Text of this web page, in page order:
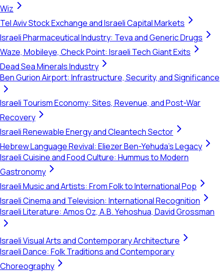
Wiz
Tel Aviv Stock Exchange and Israeli Capital Markets
Israeli Pharmaceutical Industry: Teva and Generic Drugs
Waze, Mobileye, Check Point: Israeli Tech Giant Exits
Dead Sea Minerals Industry
Ben Gurion Airport: Infrastructure, Security, and Significance
Israeli Tourism Economy: Sites, Revenue, and Post-War
Recovery
Israeli Renewable Energy and Cleantech Sector
Hebrew Language Revival: Eliezer Ben-Yehuda's Legacy
Israeli Cuisine and Food Culture: Hummus to Modern
Gastronomy
Israeli Music and Artists: From Folk to International Pop
Israeli Cinema and Television: International Recognition
Israeli Literature: Amos Oz, A.B. Yehoshua, David Grossman
Israeli Visual Arts and Contemporary Architecture
Israeli Dance: Folk Traditions and Contemporary
Choreography